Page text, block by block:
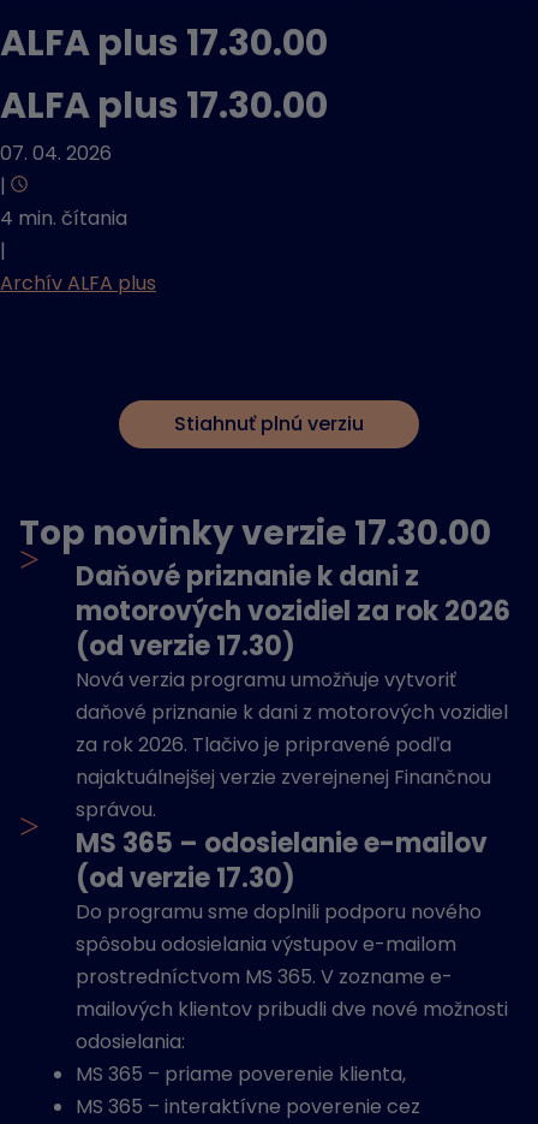
ALFA plus 17.30.00
ALFA plus 17.30.00
07. 04. 2026
|
4 min. čítania
|
Archív ALFA plus
Stiahnuť plnú verziu
Top novinky verzie 17.30.00
>
Daňové priznanie k dani z
motorových vozidiel za rok 2026
(od verzie 17.30)
Nová verzia programu umožňuje vytvoriť
daňové priznanie k dani z motorových vozidiel
za rok 2026. Tlačivo je pripravené podľa
najaktuálnejšej verzie zverejnenej Finančnou
správou.
>
MS 365 – odosielanie e-mailov
(od verzie 17.30)
Do programu sme doplnili podporu nového
spôsobu odosielania výstupov e-mailom
prostredníctvom MS 365. V zozname e-
mailových klientov pribudli dve nové možnosti
odosielania:
MS 365 – priame poverenie klienta,
MS 365 – interaktívne poverenie cez